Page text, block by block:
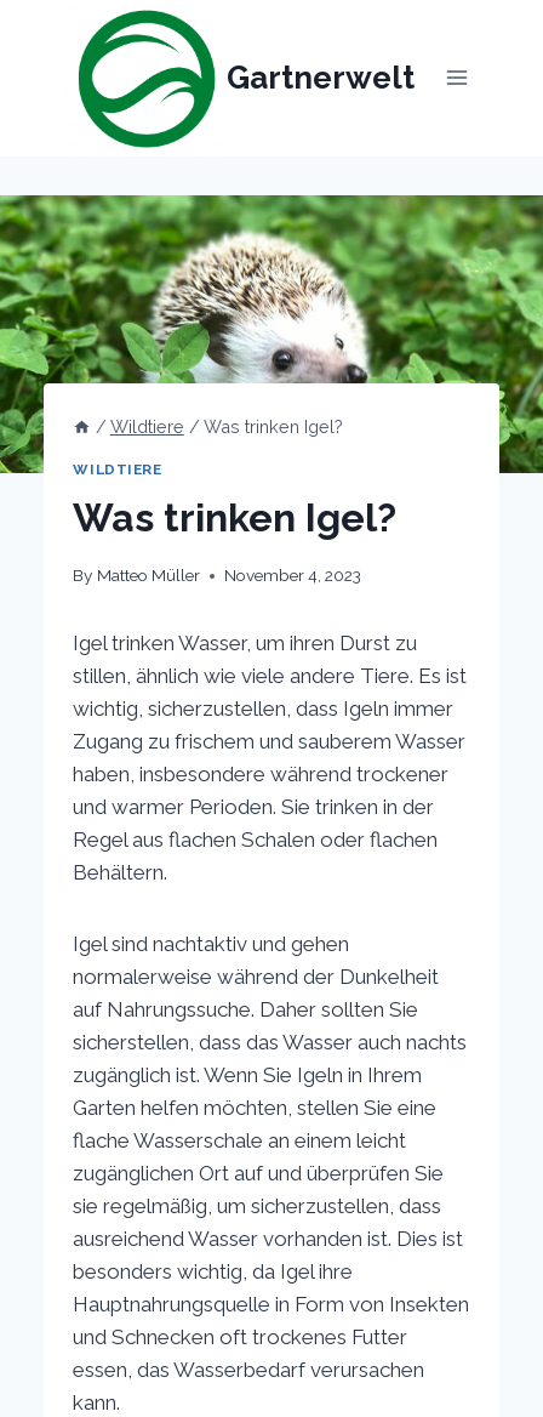
Gartnerwelt
/ Wildtiere / Was trinken Igel?
WILDTIERE
Was trinken Igel?
By Matteo Müller November 4, 2023
Igel trinken Wasser, um ihren Durst zu
stillen, ähnlich wie viele andere Tiere. Es ist
wichtig, sicherzustellen, dass Igeln immer
Zugang zu frischem und sauberem Wasser
haben, insbesondere während trockener
und warmer Perioden. Sie trinken in der
Regel aus flachen Schalen oder flachen
Behältern.
Igel sind nachtaktiv und gehen
normalerweise während der Dunkelheit
auf Nahrungssuche. Daher sollten Sie
sicherstellen, dass das Wasser auch nachts
zugänglich ist. Wenn Sie Igeln in Ihrem
Garten helfen möchten, stellen Sie eine
flache Wasserschale an einem leicht
zugänglichen Ort auf und überprüfen Sie
sie regelmäßig, um sicherzustellen, dass
ausreichend Wasser vorhanden ist. Dies ist
besonders wichtig, da Igel ihre
Hauptnahrungsquelle in Form von Insekten
und Schnecken oft trockenes Futter
essen, das Wasserbedarf verursachen
kann.